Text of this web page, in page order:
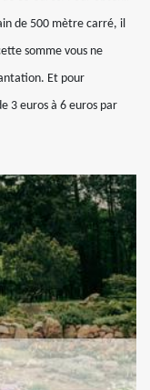
de 500 mètre carré, il
somme vous ne
Et pour
3 euros à 6 euros par